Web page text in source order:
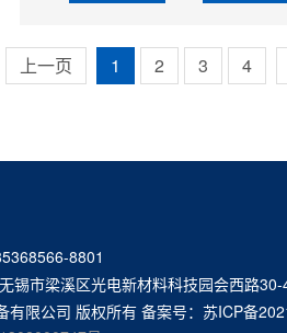
上一页 1 2 3 4
8801
锡市梁溪区光电新材料科技园会西路
限公司 版权所有 备案号： 苏ICP备